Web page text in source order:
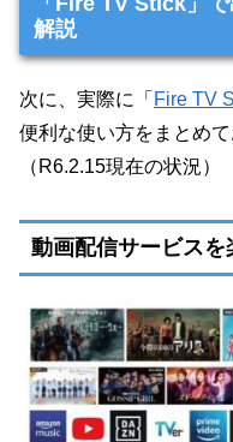
解説
次に、実際に「 Fire TV
便利な使い方をまとめて
（R6.2.15現在の状況）
動画配信サービスを